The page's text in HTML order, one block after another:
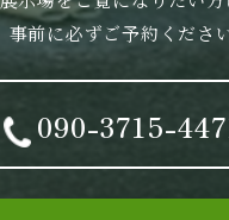
事前に必ずご予約くださ
090-3715-